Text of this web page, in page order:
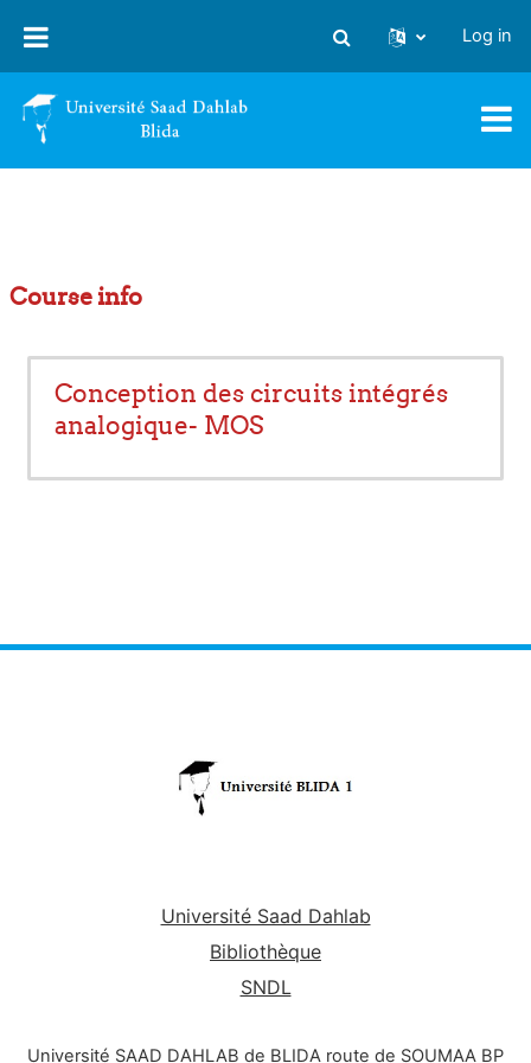
Toggle search input
Log in
Course info
Conception des circuits intégrés
analogique- MOS
Université Saad Dahlab
Bibliothèque
SNDL
Université SAAD DAHLAB de BLIDA route de SOUMAA BP